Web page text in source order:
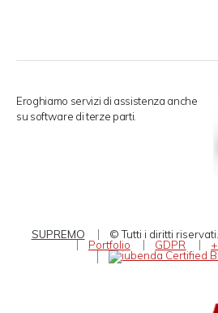
Eroghiamo servizi di assistenza anche
su software di terze parti.
SUPREMO © Tutti i diritti riservati.
Portfolio
GDPR